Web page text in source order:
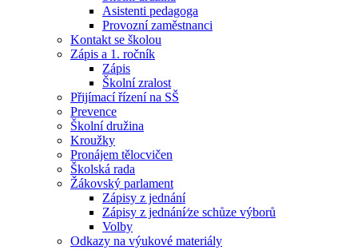
Asistenti pedagoga
Provozní zaměstnanci
Kontakt se školou
Zápis a 1. ročník
Zápis
Školní zralost
Přijímací řízení na SŠ
Prevence
Školní družina
Kroužky
Pronájem tělocvičen
Školská rada
Žákovský parlament
Zápisy z jednání
Zápisy z jednání⁄ze schůze výborů
Volby
Odkazy na výukové materiály